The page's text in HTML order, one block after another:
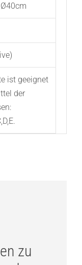
ist geeignet
der
zu